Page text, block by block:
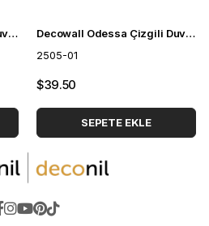
Decowall Odessa Çizgili Duvar Kağıdı 2507-06 Decowall Odessa Çizgili Duvar Kağıdı 2505-01
2505-01
$39.50
SEPETE EKLE